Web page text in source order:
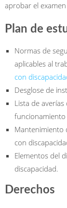
aprobar el examen
Plan de
Normas de
aplicables al
con
Desglose de
Lista de
Mantenimiento
con
Elementos del
discapacidad.
Derechos